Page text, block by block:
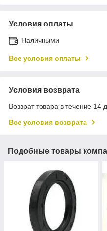
Условия оплаты
Наличными
Все условия оплаты
Условия возврата
Возврат товара в течение 14
Все условия возврата
Подобные товары